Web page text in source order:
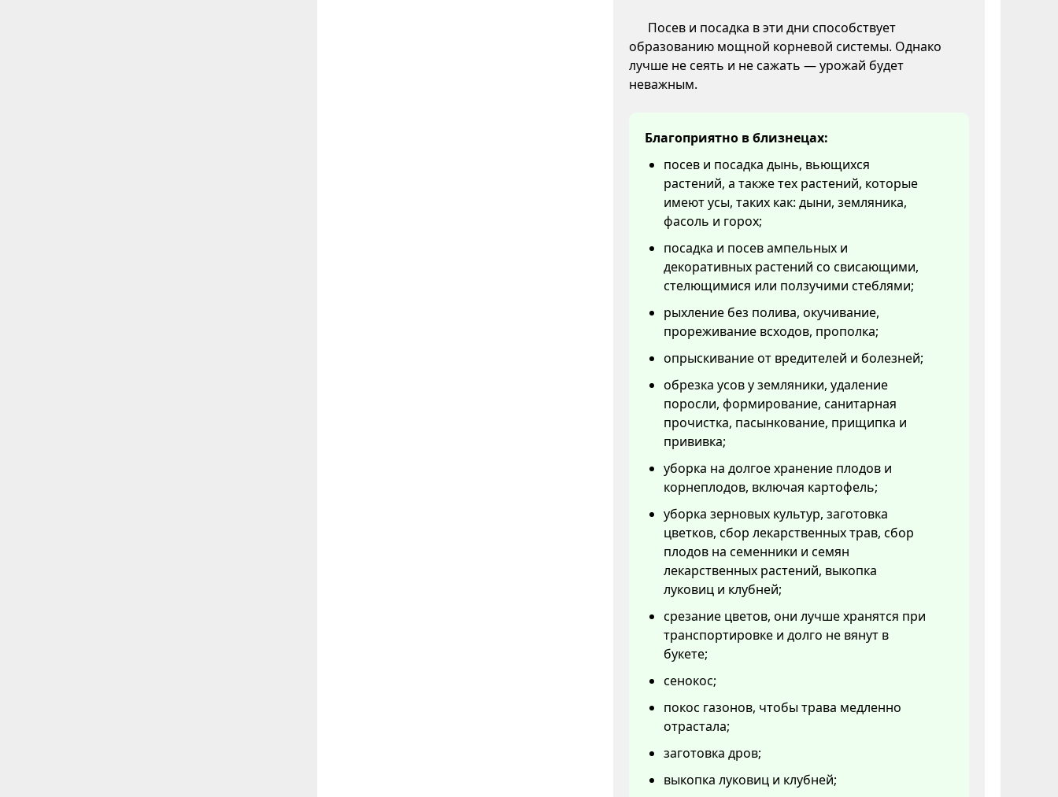
Посев и посадка в эти дни способствует
образованию мощной корневой системы. Однако
лучше не сеять и не сажать — урожай будет
неважным.
Благоприятно в близнецах:
посев и посадка дынь, вьющихся
растений, а также тех растений, которые
имеют усы, таких как: дыни, земляника,
фасоль и горох;
посадка и посев ампельных и
декоративных растений со свисающими,
стелющимися или ползучими стеблями;
рыхление без полива, окучивание,
прореживание всходов, прополка;
опрыскивание от вредителей и болезней;
обрезка усов у земляники, удаление
поросли, формирование, санитарная
прочистка, пасынкование, прищипка и
прививка;
уборка на долгое хранение плодов и
корнеплодов, включая картофель;
уборка зерновых культур, заготовка
цветков, сбор лекарственных трав, сбор
плодов на семенники и семян
лекарственных растений, выкопка
луковиц и клубней;
срезание цветов, они лучше хранятся при
транспортировке и долго не вянут в
букете;
сенокос;
покос газонов, чтобы трава медленно
отрастала;
заготовка дров;
выкопка луковиц и клубней;